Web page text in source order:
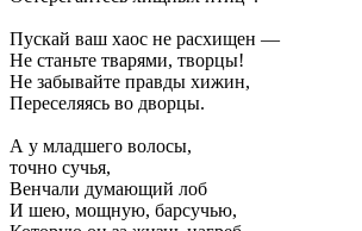
Пускай ваш хаос не расхищен —
Не станьте тварями, творцы!
Не забывайте правды хижин,
Переселяясь во дворцы.
А у младшего волосы,
точно сучья,
Венчали думающий лоб
И шею, мощную, барсучью,